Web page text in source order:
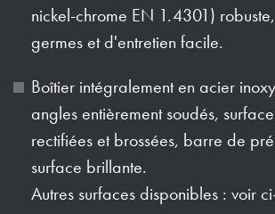
nickel-chrome EN 1.4301)
germes et d'entretien facile.
Boîtier intégralement en acier
angles entièrement soudés,
rectifiées et brossées, barre de
surface brillante.
Autres surfaces disponibles : voir